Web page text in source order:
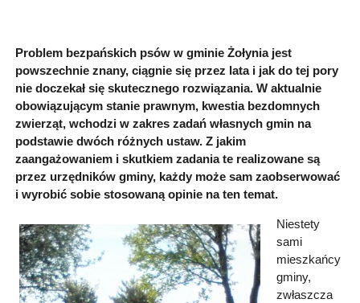
Problem bezpańskich psów w gminie Żołynia jest
powszechnie znany, ciągnie się przez lata i jak do tej pory
nie doczekał się skutecznego rozwiązania. W aktualnie
obowiązującym stanie prawnym, kwestia bezdomnych
zwierząt, wchodzi w zakres zadań własnych gmin na
podstawie dwóch różnych ustaw. Z jakim
zaangażowaniem i skutkiem zadania te realizowane są
przez urzędników gminy, każdy może sam zaobserwować
i wyrobić sobie stosowaną opinie na ten temat.
Niestety
sami
mieszkańcy
gminy,
zwłaszcza